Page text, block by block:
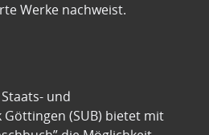
Werke nachweist.
und
(SUB) bietet mit